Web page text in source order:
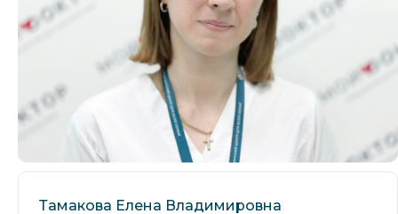
Тамакова Елена Владимировна